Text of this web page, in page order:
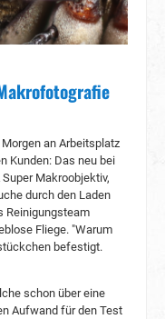
an Arbeitsplatz
Kunden: Das neu bei
Makroobjektiv,
durch den Laden
Reinigungsteam
Fliege. "Warum
befestigt.
schon über eine
Aufwand für den Test